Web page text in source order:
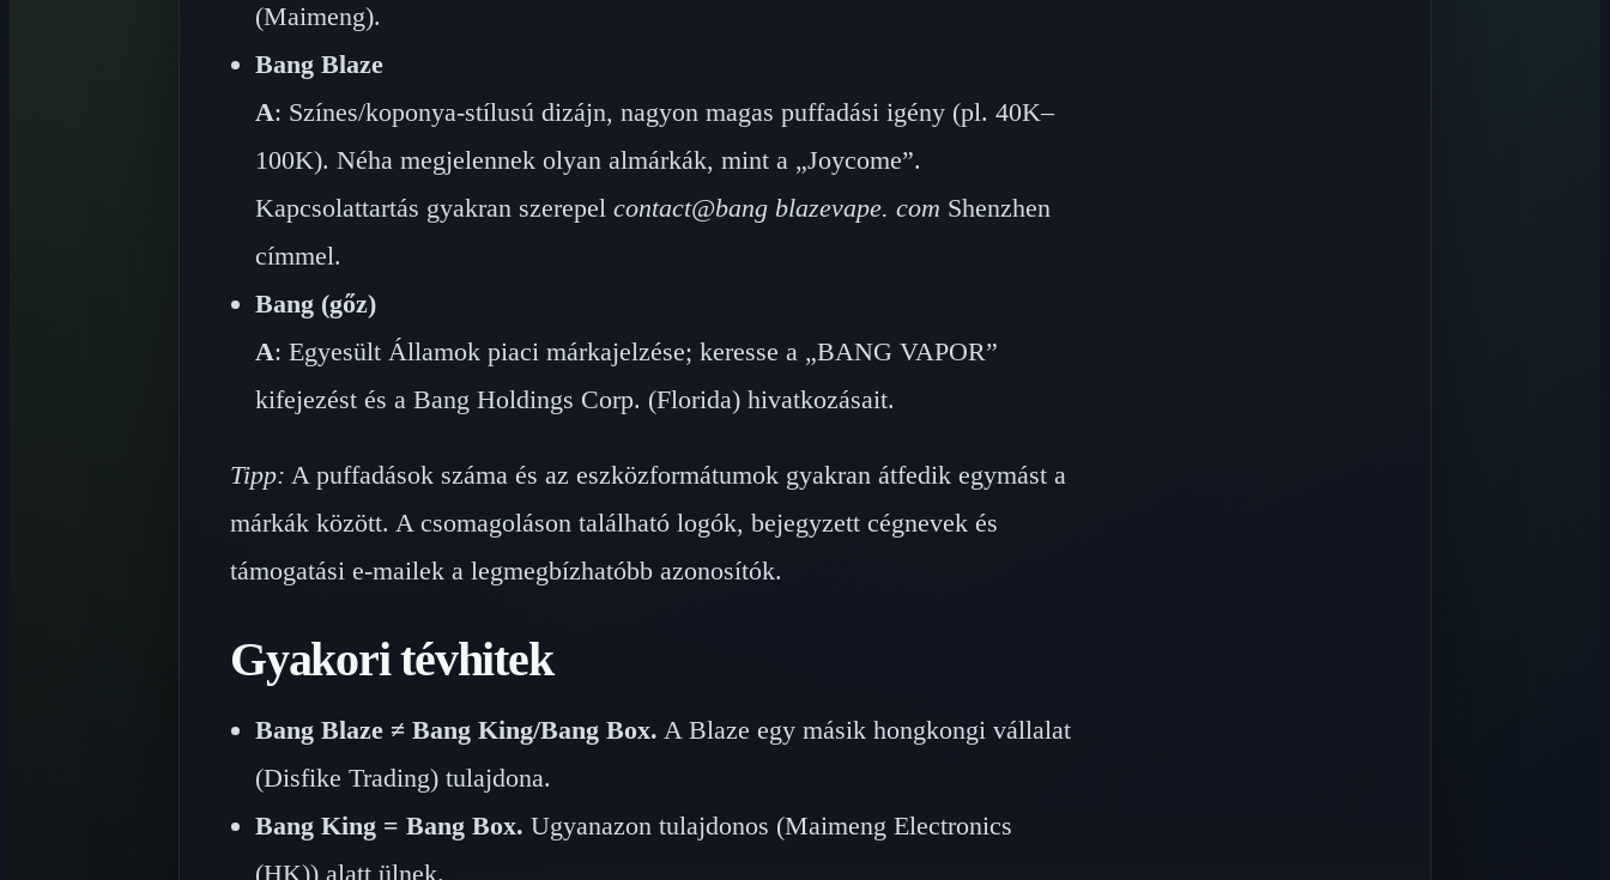
(Maimeng).
Bang Blaze
A: Színes/koponya-stílusú dizájn, nagyon magas puffadási igény (pl. 40K–
100K). Néha megjelennek olyan almárkák, mint a „Joycome”.
Kapcsolattartás gyakran szerepel contact@bang blazevape. com Shenzhen
címmel.
Bang (gőz)
A: Egyesült Államok piaci márkajelzése; keresse a „BANG VAPOR”
kifejezést és a Bang Holdings Corp. (Florida) hivatkozásait.
Tipp: A puffadások száma és az eszközformátumok gyakran átfedik egymást a
márkák között. A csomagoláson található logók, bejegyzett cégnevek és
támogatási e-mailek a legmegbízhatóbb azonosítók.
Gyakori tévhitek
Bang Blaze ≠ Bang King/Bang Box. A Blaze egy másik hongkongi vállalat
(Disfike Trading) tulajdona.
Bang King = Bang Box. Ugyanazon tulajdonos (Maimeng Electronics
(HK)) alatt ülnek.